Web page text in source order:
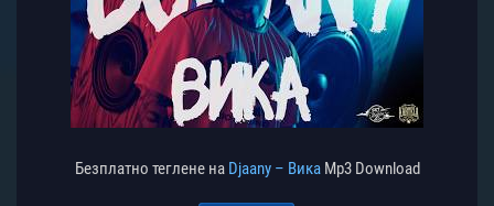
Безплатно теглене на Djaany – ВикаMp3 Download